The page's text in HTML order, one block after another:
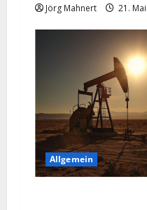
o
Jörg Mahnert 21.
Allgemein